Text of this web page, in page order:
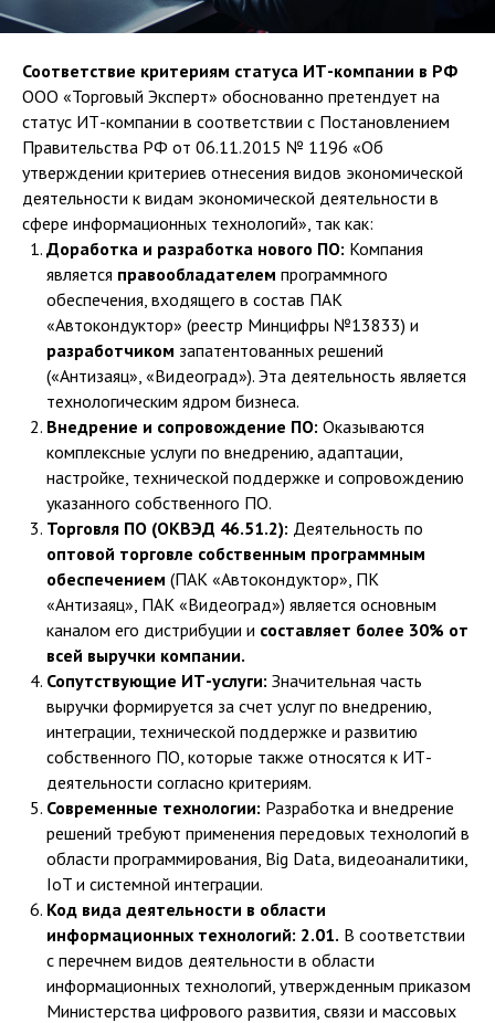
Соответствие критериям статуса ИТ-компании в РФ
ООО «Торговый Эксперт» обоснованно претендует на
статус ИТ-компании в соответствии с Постановлением
Правительства РФ от 06.11.2015 № 1196 «Об
утверждении критериев отнесения видов экономической
деятельности к видам экономической деятельности в
сфере информационных технологий», так как:
Доработка и разработка нового ПО: Компания
является правообладателем программного
обеспечения, входящего в состав ПАК
«Автокондуктор» (реестр Минцифры №13833) и
разработчиком запатентованных решений
(«Антизаяц», «Видеоград»). Эта деятельность является
технологическим ядром бизнеса.
Внедрение и сопровождение ПО: Оказываются
комплексные услуги по внедрению, адаптации,
настройке, технической поддержке и сопровождению
указанного собственного ПО.
Торговля ПО (ОКВЭД 46.51.2): Деятельность по
оптовой торговле собственным программным
обеспечением (ПАК «Автокондуктор», ПК
«Антизаяц», ПАК «Видеоград») является основным
каналом его дистрибуции и составляет более 30% от
всей выручки компании.
Сопутствующие ИТ-услуги: Значительная часть
выручки формируется за счет услуг по внедрению,
интеграции, технической поддержке и развитию
собственного ПО, которые также относятся к ИТ-
деятельности согласно критериям.
Современные технологии: Разработка и внедрение
решений требуют применения передовых технологий в
области программирования, Big Data, видеоаналитики,
IoT и системной интеграции.
Код вида деятельности в области
информационных технологий: 2.01. В соответствии
с перечнем видов деятельности в области
информационных технологий, утвержденным приказом
Министерства цифрового развития, связи и массовых